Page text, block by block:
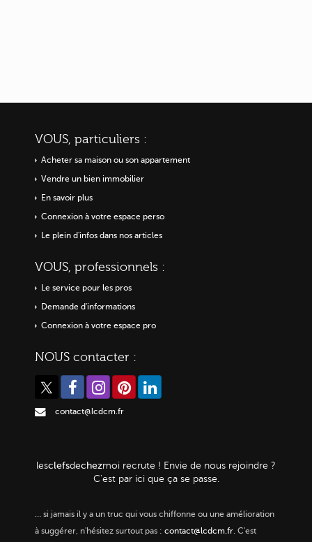
VOUS, particuliers :
Acheter sa maison ou son appartement
Vendre un bien immobilier
En savoir plus
Connexion à votre espace perso
Le plein d'infos dans nos articles
VOUS, professionnels :
Le service pour les pros
Demande d'informations
Connexion à votre espace pro
NOUS contacter :
contact@lcdcm.fr
lesclefsdechezmoi recrute ! Envie de nous rejoindre ?
C'est par ici que ça se passe.
… si jamais il y a un truc qui vous chiffonne ou une amélioration
à suggérer, n'hésitez surtout pas : contact@lcdcm.fr. C'est